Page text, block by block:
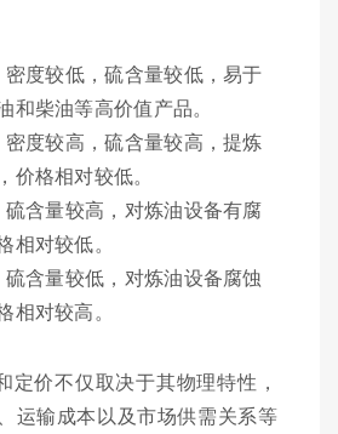
度较低，硫含量较低，易于
和柴油等高价值产品。
度较高，硫含量较高，提炼
价格相对较低。
含量较高，对炼油设备有腐
相对较低。
含量较低，对炼油设备腐蚀
相对较高。
定价不仅取决于其物理特性，
运输成本以及市场供需关系等